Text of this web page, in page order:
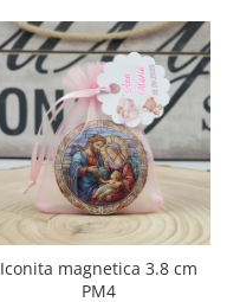
Iconita magnetica 3.8 cm
PM4